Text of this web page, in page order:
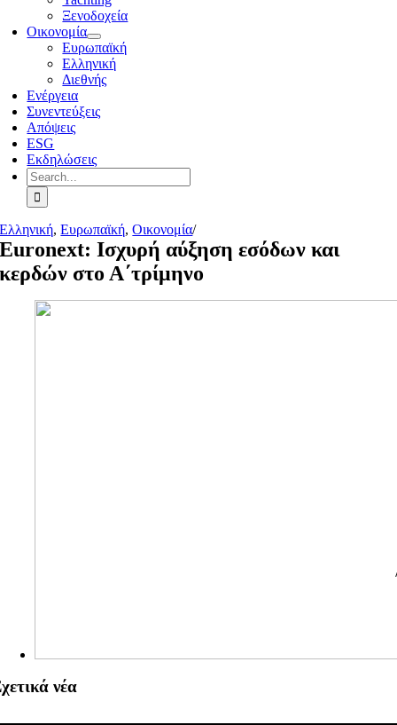
Ξενοδοχεία
Οικονομία
Ευρωπαϊκή
Ελληνική
Διεθνής
Ενέργεια
Συνεντεύξεις
Απόψεις
ESG
Εκδηλώσεις
Search
for:
Ελληνική,Ευρωπαϊκή,Οικονομία/
Euronext: Ισχυρή αύξηση εσόδων και
κερδών στο Α΄τρίμηνο
νέα